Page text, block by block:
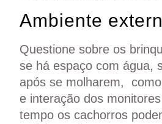
Ambiente
Questione sobre os
se há espaço com água,
após se molharem,
e interação dos
tempo os cachorros